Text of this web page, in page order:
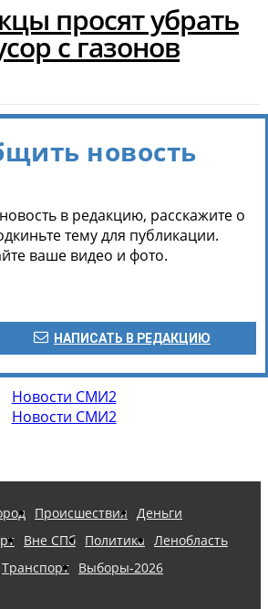
просят убрать
с газонов
новость
в редакцию, расскажите о
тему для публикации.
ваше видео и фото.
НАПИСАТЬ В РЕДАКЦИЮ
Новости СМИ2
Новости СМИ2
Происшествия Деньги
Вне СПб Политика Ленобласть
Транспорт Выборы-2026